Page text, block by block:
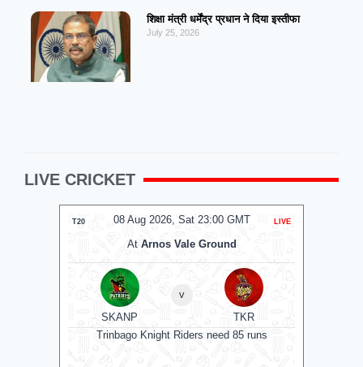
शिक्षा मंत्री धर्मेंद्र प्रधान ने दिया इस्तीफा
July 25, 2026
LIVE CRICKET
08 Aug 2026, Sat 23:00 GMT
T20 LIVE
At Arnos Vale Ground
SKANP
v
TKR
Trinbago Knight Riders need 85 runs